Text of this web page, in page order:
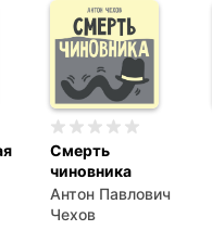
Смерть
чиновника
Антон Павлович
Чехов